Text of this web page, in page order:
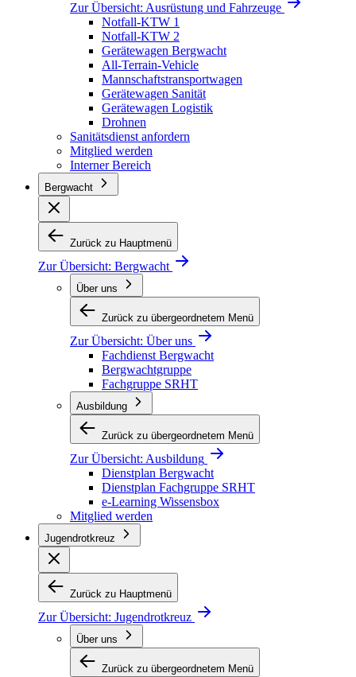
Zur Übersicht: Ausrüstung und Fahrzeuge
Notfall-KTW 1
Notfall-KTW 2
Gerätewagen Bergwacht
All-Terrain-Vehicle
Mannschaftstransportwagen
Gerätewagen Sanität
Gerätewagen Logistik
Drohnen
Sanitätsdienst anfordern
Mitglied werden
Interner Bereich
Bergwacht
Zurück zu Hauptmenü
Zur Übersicht: Bergwacht
Über uns
Zurück zu übergeordnetem Menü
Zur Übersicht: Über uns
Fachdienst Bergwacht
Bergwachtgruppe
Fachgruppe SRHT
Ausbildung
Zurück zu übergeordnetem Menü
Zur Übersicht: Ausbildung
Dienstplan Bergwacht
Dienstplan Fachgruppe SRHT
e-Learning Wissensbox
Mitglied werden
Jugendrotkreuz
Zurück zu Hauptmenü
Zur Übersicht: Jugendrotkreuz
Über uns
Zurück zu übergeordnetem Menü